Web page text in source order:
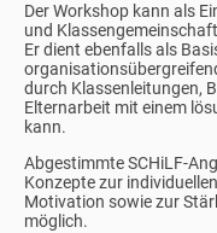
Der Workshop kann als
und
Er dient ebenfalls als
durch Klassenleitungen,
Elternarbeit mit einem
kann.
Abgestimmte SCHiLF-
Konzepte zur
Motivation sowie zur
möglich.